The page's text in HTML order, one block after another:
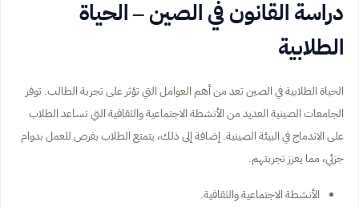
دراسة القانون في الصين – الحياة
الطلابية
الحياة الطلابية في الصين تعد من أهم العوامل التي تؤثر على تجربة الطالب. توفر
الجامعات الصينية العديد من الأنشطة الاجتماعية والثقافية التي تساعد الطلاب
على الاندماج في البيئة الصينية. إضافة إلى ذلك، يتمتع الطلاب بفرص للعمل بدوام
جزئي، مما يعزز تجربتهم.
الأنشطة الاجتماعية والثقافية.